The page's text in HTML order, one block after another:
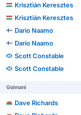
Krisztián Keresztes
Krisztián Keresztes
Dario Naamo
Dario Naamo
Scott Constable
Scott Constable
Golmani
Dave Richards